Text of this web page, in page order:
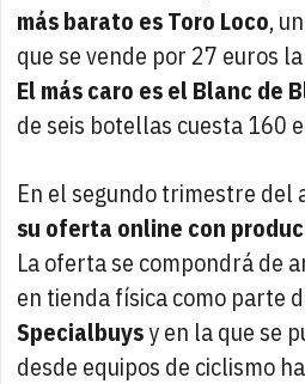
más barato es Toro Loco,
que se vende por 27 euros
El más caro es el Blanc de
de seis botellas cuesta 160
En el segundo trimestre del
su oferta online con
La oferta se compondrá de
en tienda física como parte
Specialbuysy en la que se
desde equipos de ciclismo